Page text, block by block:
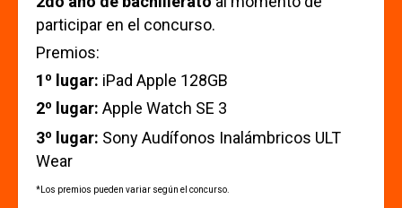
participar en el concurso.
Premios:
1º lugar: iPad Apple 128GB
2º lugar: Apple Watch SE 3
3º lugar: Sony Audífonos Inalámbricos ULT
Wear
*Los premios pueden variar según el concurso.